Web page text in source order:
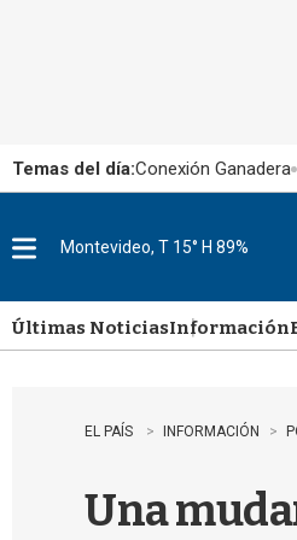
Temas del día:Conexión Ganadera
u
Montevideo, T 15° H 89%
Últimas NoticiasInformación
EL PAÍS INFORMACIÓN
Una